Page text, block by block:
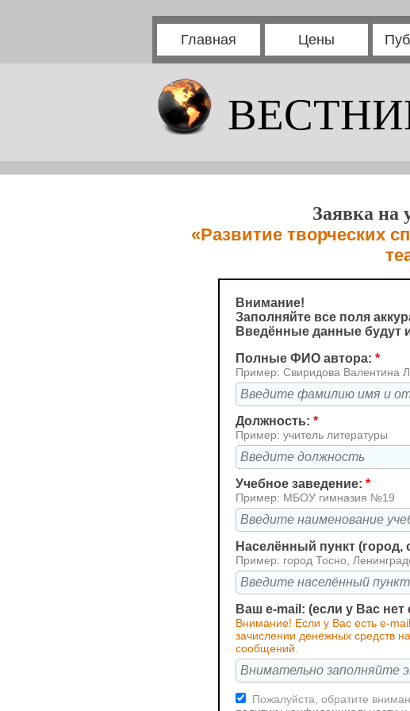
Главная Цены
Заявка на
«Развитие творческих
Внимание!
Заполняйте все поля
Введённые данные будут
Полные ФИО автора: *
Пример: Свиридова Валентина
Должность: *
Пример: учитель литературы
Учебное заведение: *
Пример: МБОУ гимназия №19
Населённый пункт (город,
Пример: город Тосно,
Ваш e-mail: (если у Вас
Внимание! Если у Вас есть e-
зачислении денежных средств
сообщений.
Пожалуйста, обратите